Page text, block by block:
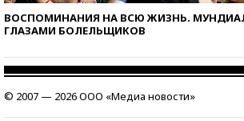
ВОСПОМИНАНИЯ НА ВСЮ ЖИЗНЬ.
ГЛАЗАМИ БОЛЕЛЬЩИКОВ
© 2007 — 2026 ООО «Медиа новости»